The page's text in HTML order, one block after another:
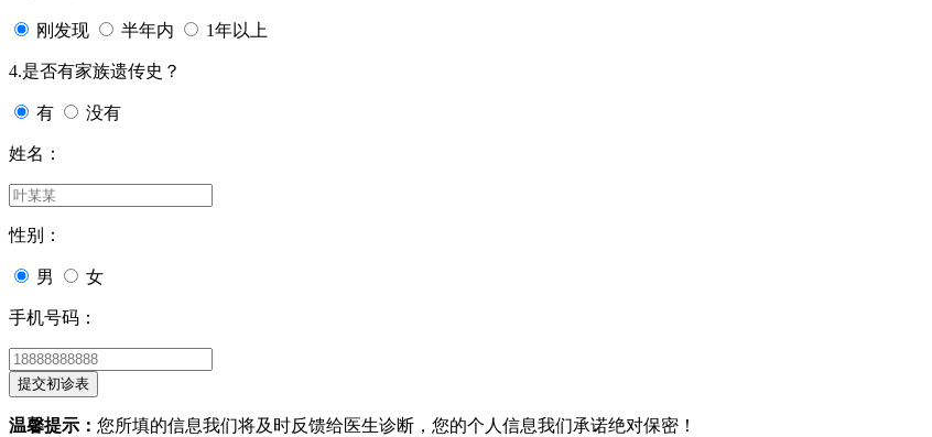
刚发现 半年内 1年以上
4.是否有家族遗传史？
有 没有
姓名：
性别：
男 女
手机号码：
温馨提示： 您所填的信息我们将及时反馈给医生诊断，您的个人信息我们承诺绝对保密！